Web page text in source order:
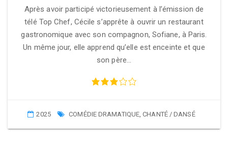
Après avoir participé victorieusement à l’émission de
télé Top Chef, Cécile s’apprête à ouvrir un restaurant
gastronomique avec son compagnon, Sofiane, à Paris.
Un même jour, elle apprend qu’elle est enceinte et que
son père…
2025 COMÉDIE DRAMATIQUE,CHANTÉ / DANSÉ